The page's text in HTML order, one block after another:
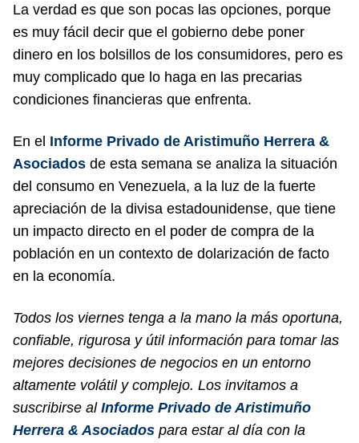
La verdad es que son pocas las opciones, porque
es muy fácil decir que el gobierno debe poner
dinero en los bolsillos de los consumidores, pero es
muy complicado que lo haga en las precarias
condiciones financieras que enfrenta.
En el Informe Privado de Aristimuño Herrera &
Asociados de esta semana se analiza la situación
del consumo en Venezuela, a la luz de la fuerte
apreciación de la divisa estadounidense, que tiene
un impacto directo en el poder de compra de la
población en un contexto de dolarización de facto
en la economía.
Todos los viernes tenga a la mano la más oportuna,
confiable, rigurosa y útil información para tomar las
mejores decisiones de negocios en un entorno
altamente volátil y complejo. Los invitamos a
suscribirse al Informe Privado de Aristimuño
Herrera & Asociados para estar al día con la